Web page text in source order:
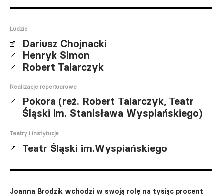
Ludzie
Dariusz Chojnacki
Henryk Simon
Robert Talarczyk
Realizacje repertuarowe
Pokora (reż. Robert Talarczyk, Teatr
Śląski im. Stanisława Wyspiańskiego)
Teatry i instytucje
Teatr Śląski im.Wyspiańskiego
Joanna Brodzik wchodzi w swoją rolę na tysiąc procent